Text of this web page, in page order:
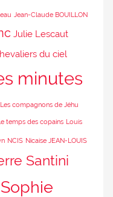
Jean-Claude BOUILLON
Julie Lescaut
du ciel
minutes
Les compagnons de Jéhu
temps des copains Louis
NCIS Nicaise JEAN-LOUIS
Santini
Sophie